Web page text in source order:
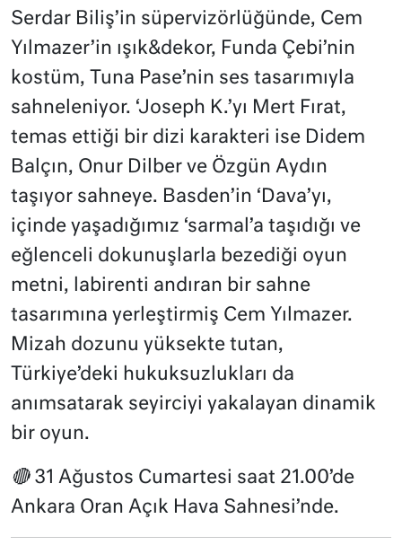
Serdar Biliş’in süpervizörlüğünde, Cem
Yılmazer’in ışık&dekor, Funda Çebi’nin
kostüm, Tuna Pase’nin ses tasarımıyla
sahneleniyor. ‘Joseph K.’yı Mert Fırat,
temas ettiği bir dizi karakteri ise Didem
Balçın, Onur Dilber ve Özgün Aydın
taşıyor sahneye. Basden’in ‘Dava’yı,
içinde yaşadığımız ‘sarmal’a taşıdığı ve
eğlenceli dokunuşlarla bezediği oyun
metni, labirenti andıran bir sahne
tasarımına yerleştirmiş Cem Yılmazer.
Mizah dozunu yüksekte tutan,
Türkiye’deki hukuksuzlukları da
anımsatarak seyirciyi yakalayan dinamik
bir oyun.
🔴 31 Ağustos Cumartesi saat 21.00’de
Ankara Oran Açık Hava Sahnesi’nde.